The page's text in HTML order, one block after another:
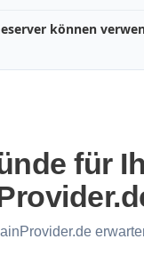
können
für